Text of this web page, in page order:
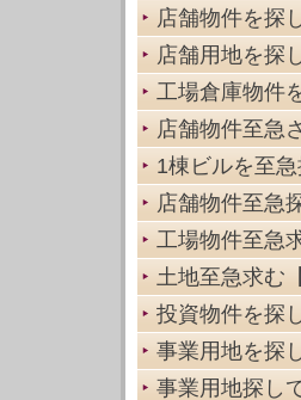
店舗物件を探
店舗用地を探
工場倉庫物件
店舗物件至急
1棟ビルを至急
店舗物件至急
工場物件至急
土地至急求む
投資物件を探
事業用地を探
事業用地探し